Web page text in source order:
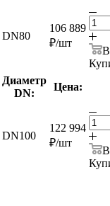
DN80
106 889
₽/шт
В
Диаметр
DN:
Цена:
DN100
122 994
₽/шт
В